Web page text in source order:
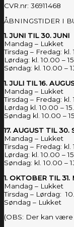
CVR.nr: 36911468
ÅBNINGSTIDER I
1. JUNI TIL 30. JUNI
Mandag – Lukket
Tirsdag – Fredag: kl.
Lørdag: kl. 10.00 –
Søndag: kl. 10.00 –
1. JULI TIL 16.
Mandag – Lukket
Tirsdag – Fredag: kl.
Lørdag kl. 10.00 –
Søndag kl. 10.00 –
17. AUGUST TIL 30.
Mandag – Lukket
Tirsdag – Fredag: kl.
Lørdag: kl. 10.00 –
Søndag: kl. 10.00 –
1. OKTOBER TIL 31.
Mandag – Lukket
Tirsdag – Lørdag:
Søndag – Lukket
(OBS: Der kan